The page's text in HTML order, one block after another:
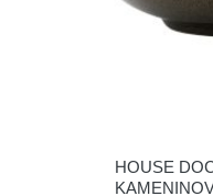
HOUSE